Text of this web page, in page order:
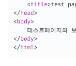
<title>test
</head >
< body>
</body>
</html>